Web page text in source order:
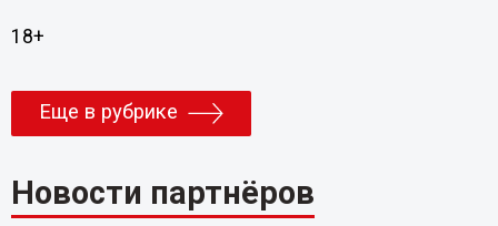
18+
Еще в рубрике
Новости партнёров